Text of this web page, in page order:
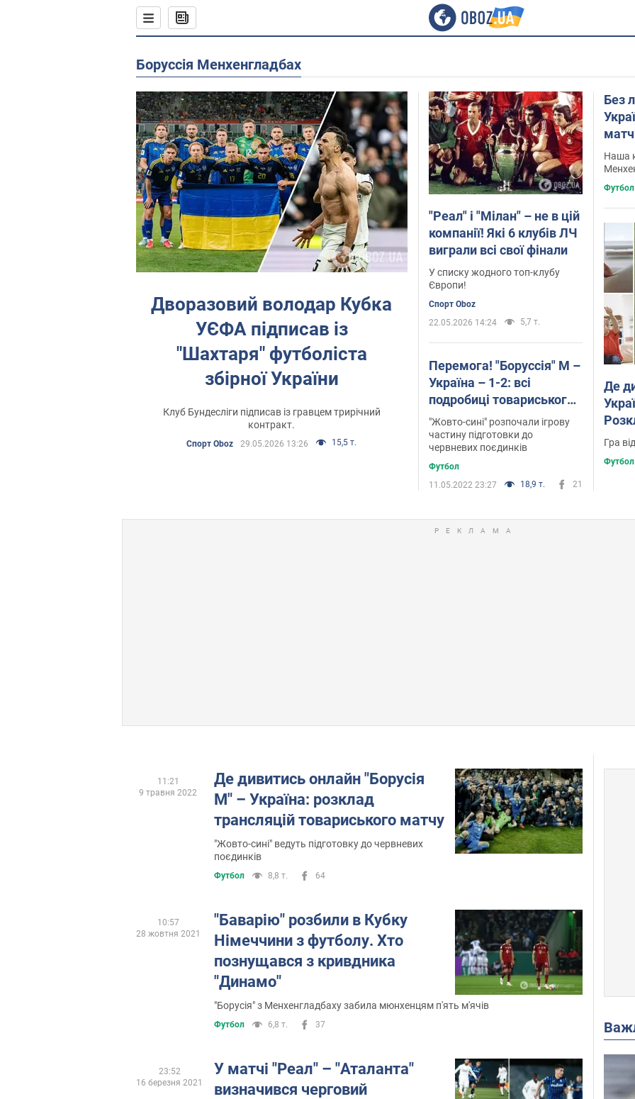
Боруссія Менхенгладбах
Дворазовий володар Кубка
УЄФА підписав із
"Шахтаря" футболіста
збірної України
Клуб Бундесліги підписав із гравцем трирічний
контракт.
Спорт Oboz 29.05.2026 13:26 15,5 т.
"Реал" і "Мілан" – не в цій
компанії! Які 6 клубів ЛЧ
виграли всі свої фінали
У списку жодного топ-клубу
Європи!
Спорт Oboz
22.05.2026 14:24
5,7 т.
Перемога! "Боруссія" М –
Україна – 1-2: всі
подробиці товариського
матчу
"Жовто-сині" розпочали ігрову
частину підготовки до
червневих поєдинків
Футбол
11.05.2022 23:27
18,9 т. 21
Без
матч
Наша
Футбол
Де
Гра
Футбол
Де дивитись онлайн "Борусія
М" – Україна: розклад
трансляцій товариського матчу
"Жовто-сині" ведуть підготовку до червневих
поєдинків
Футбол 8,8 т. 64
11:21
9 травня 2022
"Баварію" розбили в Кубку
Німеччини з футболу. Хто
познущався з кривдника
"Динамо"
"Борусія" з Менхенгладбаху забила мюнхенцям п'ять м'ячів
Футбол 6,8 т. 37
10:57
28 жовтня 2021
У матчі "Реал" – "Аталанта"
визначився черговий
23:52
16 березня 2021